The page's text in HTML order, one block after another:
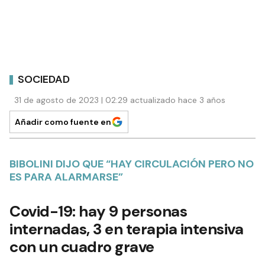
SOCIEDAD
31 de agosto de 2023 | 02:29 actualizado hace 3 años
Añadir como fuente en
BIBOLINI DIJO QUE “HAY CIRCULACIÓN PERO NO
ES PARA ALARMARSE”
Covid-19: hay 9 personas
internadas, 3 en terapia intensiva
con un cuadro grave